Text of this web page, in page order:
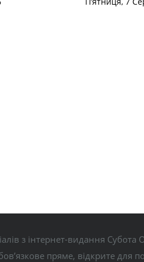
з інтернет-видання
пряме, відкрите для